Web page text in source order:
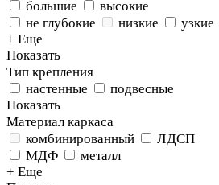
большие
высокие
не глубокие
низкие узкие
+ Еще
Показать
Тип крепления
настенные
подвесные
Показать
Материал каркаса
комбинированный
ЛДСП
МДФ
металл
+ Еще